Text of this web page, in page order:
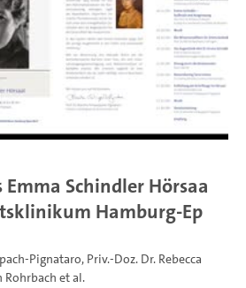
Schindler Hörsaa
Hamburg-Ep
Pignataro, Priv.-Doz. Dr. Rebecca
Rohrbach et al.